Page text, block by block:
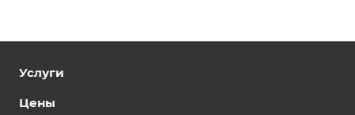
Услуги
Цены